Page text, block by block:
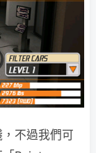
不過我們可